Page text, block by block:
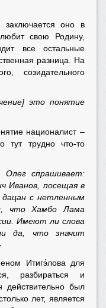
оно в
свою Родину,
все остальные
разница. На
созидательного
это понятие
националист –
тут трудно что-то
Олег спрашивает:
Иванов, посещая в
дацан с нетленным
что Хамбо Лама
Имеют ли слова
да, что значит
Итигэ́лова для
разбираться и
действительно был
лет, является